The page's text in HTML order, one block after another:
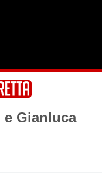
Gianluca